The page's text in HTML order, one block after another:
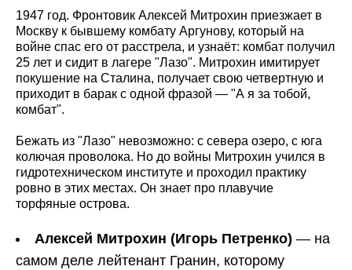
1947 год. Фронтовик Алексей Митрохин приезжает в
Москву к бывшему комбату Аргунову, который на
войне спас его от расстрела, и узнаёт: комбат получил
25 лет и сидит в лагере "Лазо". Митрохин имитирует
покушение на Сталина, получает свою четвертную и
приходит в барак с одной фразой — "А я за тобой,
комбат".
Бежать из "Лазо" невозможно: с севера озеро, с юга
колючая проволока. Но до войны Митрохин учился в
гидротехническом институте и проходил практику
ровно в этих местах. Он знает про плавучие
торфяные острова.
Алексей Митрохин (Игорь Петренко) — на
самом деле лейтенант Гранин, которому